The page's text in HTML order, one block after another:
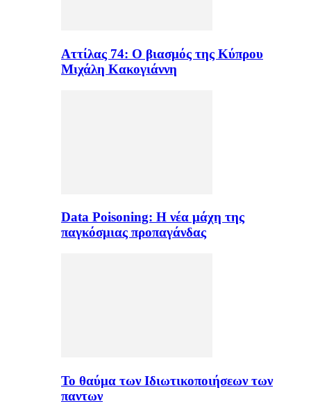
Αττίλας 74: Ο βιασμός της Κύπρου
Μιχάλη Κακογιάννη
Data Poisoning: Η νέα μάχη της
παγκόσμιας προπαγάνδας
Το θαύμα των Ιδιωτικοποιήσεων των
παντων